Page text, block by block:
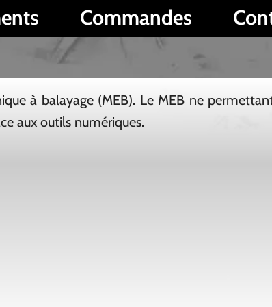
Contact
(MEB). Le MEB ne permettant pas de